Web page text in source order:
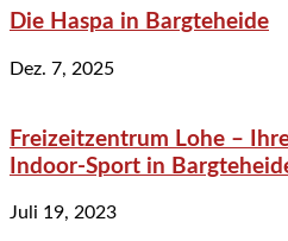
Die Haspa in Bargteheide
Dez. 7, 2025
Freizeitzentrum Lohe –
Indoor-Sport in
Juli 19, 2023